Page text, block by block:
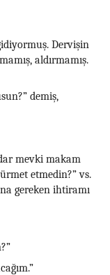
Dervişin
aldırmamış.
demiş,
mevki makam
etmedin?” vs.
gereken ihtiramı